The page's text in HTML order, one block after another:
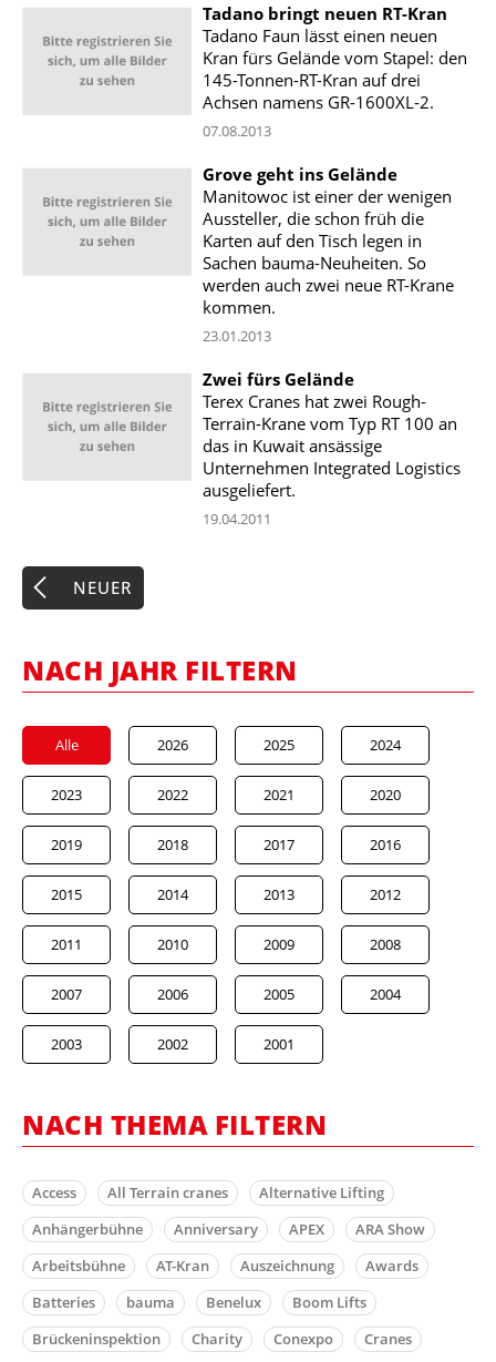
Tadano bringt neuen RT-Kran
Tadano Faun lässt einen neuen
Kran fürs Gelände vom Stapel: den
145-Tonnen-RT-Kran auf drei
Achsen namens GR-1600XL-2.
07.08.2013
Grove geht ins Gelände
Manitowoc ist einer der wenigen
Aussteller, die schon früh die
Karten auf den Tisch legen in
Sachen bauma-Neuheiten. So
werden auch zwei neue RT-Krane
kommen.
23.01.2013
Zwei fürs Gelände
Terex Cranes hat zwei Rough-
Terrain-Krane vom Typ RT 100 an
das in Kuwait ansässige
Unternehmen Integrated Logistics
ausgeliefert.
19.04.2011
NEUER
NACH JAHR FILTERN
Alle 2026 2025 2024
2023 2022 2021 2020
2019 2018 2017 2016
2015 2014 2013 2012
2011 2010 2009 2008
2007 2006 2005 2004
2003 2002 2001
NACH THEMA FILTERN
Access All Terrain cranes
Alternative Lifting
Anhängerbühne
Anniversary APEX
ARA Show
Arbeitsbühne
AT-Kran Auszeichnung
Awards
Batteries
bauma Benelux
Boom Lifts
Brückeninspektion
Charity Conexpo Cranes